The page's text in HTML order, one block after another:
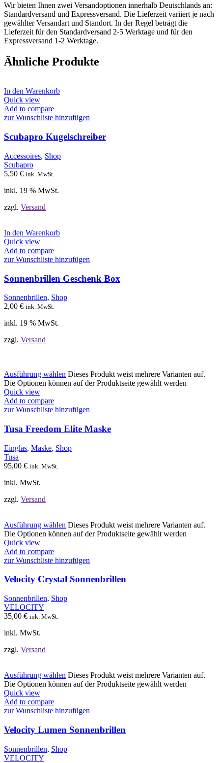
Wir bieten Ihnen zwei Versandoptionen innerhalb Deutschlands an:
Standardversand und Expressversand. Die Lieferzeit variiert je nach
gewählter Versandart und Standort. In der Regel beträgt die
Lieferzeit für den Standardversand 2-5 Werktage und für den
Expressversand 1-2 Werktage.
Ähnliche Produkte
In den Warenkorb
Quick view
Add to compare
zur Wunschliste hinzufügen
Scubapro Kugelschreiber
Accessoires, Shop
Scubapro
5,50 € ink. MwSt.
inkl. 19 % MwSt.
zzgl. Versand
In den Warenkorb
Quick view
Add to compare
zur Wunschliste hinzufügen
Sonnenbrillen Geschenk Box
Sonnenbrillen, Shop
2,00 € ink. MwSt.
inkl. 19 % MwSt.
zzgl. Versand
Ausführung wählen Dieses Produkt weist mehrere Varianten auf.
Die Optionen können auf der Produktseite gewählt werden
Quick view
Add to compare
zur Wunschliste hinzufügen
Tusa Freedom Elite Maske
Einglas, Maske, Shop
Tusa
95,00 € ink. MwSt.
inkl. MwSt.
zzgl. Versand
Ausführung wählen Dieses Produkt weist mehrere Varianten auf.
Die Optionen können auf der Produktseite gewählt werden
Quick view
Add to compare
zur Wunschliste hinzufügen
Velocity Crystal Sonnenbrillen
Sonnenbrillen, Shop
VELOCITY
35,00 € ink. MwSt.
inkl. MwSt.
zzgl. Versand
Ausführung wählen Dieses Produkt weist mehrere Varianten auf.
Die Optionen können auf der Produktseite gewählt werden
Quick view
Add to compare
zur Wunschliste hinzufügen
Velocity Lumen Sonnenbrillen
Sonnenbrillen, Shop
VELOCITY